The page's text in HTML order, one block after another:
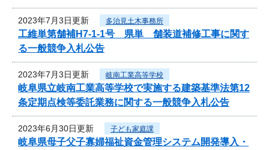
2023年7月3日更新 多治見土木事務所
工維単第舗補H7-1-1号 県単 舗装道補修工事に関す
る一般競争入札公告
2023年7月3日更新 岐南工業高等学校
岐阜県立岐南工業高等学校で実施する建築基準法第12
条定期点検等委託業務に関する一般競争入札公告
2023年6月30日更新 子ども家庭課
岐阜県母子父子寡婦福祉資金管理システム開発導入・